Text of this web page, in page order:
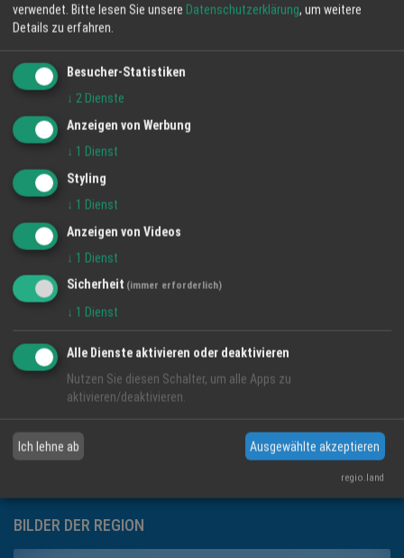
Regional
Klimaschon... Umweltfreu...
KONTAKT INFORMATIONEN
Regio Media eG
Löwenstrasse 60
77966 Kappel-Grafenhausen
Telefon: 07822-437350
Email:info@regio-ortenau.de
Impressum
BILDER DER REGION
verwendet. Bitte lesen Sie unsere Datenschutzerklärung, um weitere
Details zu erfahren.
Besucher-Statistiken
↓ 2 Dienste
Anzeigen von Werbung
↓ 1 Dienst
Styling
↓ 1 Dienst
Anzeigen von Videos
↓ 1 Dienst
Sicherheit (immer erforderlich)
↓ 1 Dienst
Alle Dienste aktivieren oder deaktivieren
Nutzen Sie diesen Schalter, um alle Apps zu
aktivieren/deaktivieren.
Ich lehne ab Ausgewählte akzeptieren
regio.land